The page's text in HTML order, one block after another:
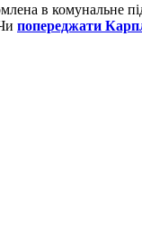
в комунальне
попереджати